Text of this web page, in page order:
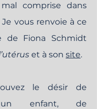
comprise dans
vous renvoie à ce
de Fiona Schmidt
et à son site.
le désir de
un enfant, de